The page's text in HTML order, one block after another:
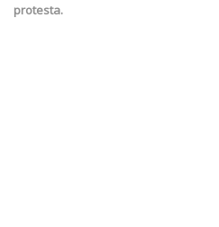
protesta.